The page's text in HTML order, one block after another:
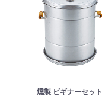
燻製 ビギナーセット